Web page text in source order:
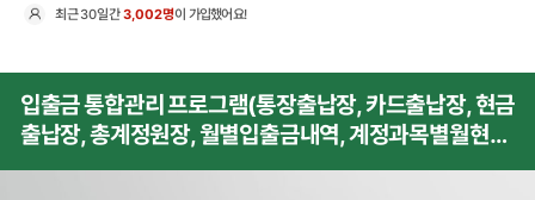
최근30일간3,002명이 가입했어요!
입출금 통합관리 프로그램(통장출납장, 카드출납장, 현금
출납장, 총계정원장, 월별입출금내역, 계정과목별월현황,
일계표, 월계표, 년계표)